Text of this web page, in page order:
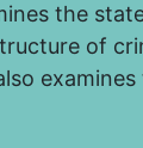
the
of